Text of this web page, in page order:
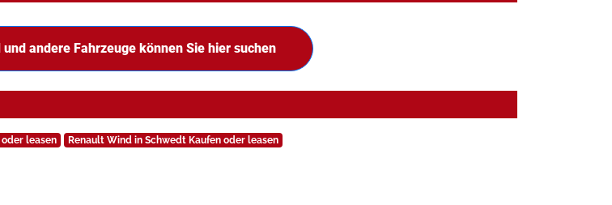
andere Fahrzeuge können Sie hier suchen
leasen Renault Wind in Schwedt Kaufen oder leasen